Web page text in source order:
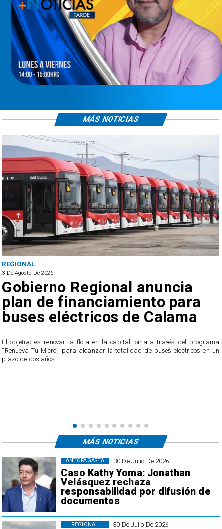
REGIONAL
3 De Agosto De 2026
Gobierno Regional anuncia
plan de financiamiento para
buses eléctricos de Calama
El objetivo es renovar la flota en la capital loína a través del programa
“Renueva Tu Micro”, para alcanzar la totalidad de buses eléctricos en un
plazo de dos años.
MÁS NOTICIAS
30 De Julio De 2026
Caso Kathy Yoma: Jonathan
Velásquez rechaza
responsabilidad por difusión de
documentos
ANTOFAGASTA
30 De Julio De 2026
REGIONAL
MÁS NOTICIAS